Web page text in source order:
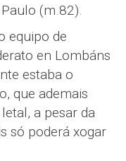
(m.82).
equipo de
en Lombáns
estaba o
que ademais
a pesar da
só poderá xogar